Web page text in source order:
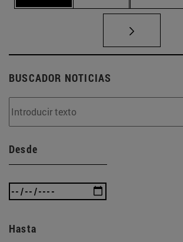
BUSCADOR NOTICIAS
Desde
Hasta